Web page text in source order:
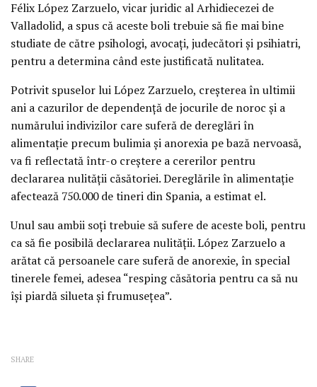
Félix López Zarzuelo, vicar juridic al Arhidiecezei de
Valladolid, a spus că aceste boli trebuie să fie mai bine
studiate de către psihologi, avocaţi, judecători şi psihiatri,
pentru a determina când este justificată nulitatea.
Potrivit spuselor lui López Zarzuelo, creşterea în ultimii
ani a cazurilor de dependenţă de jocurile de noroc şi a
numărului indivizilor care suferă de dereglări în
alimentaţie precum bulimia şi anorexia pe bază nervoasă,
va fi reflectată într-o creştere a cererilor pentru
declararea nulităţii căsătoriei. Dereglările în alimentaţie
afectează 750.000 de tineri din Spania, a estimat el.
Unul sau ambii soţi trebuie să sufere de aceste boli, pentru
ca să fie posibilă declararea nulităţii. López Zarzuelo a
arătat că persoanele care suferă de anorexie, în special
tinerele femei, adesea “resping căsătoria pentru ca să nu
îşi piardă silueta şi frumuseţea”.
SHARE